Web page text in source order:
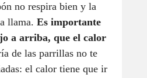
no respira bien y la
llama. Es importante
a arriba, que el calor
de las parrillas no te
el calor tiene que ir